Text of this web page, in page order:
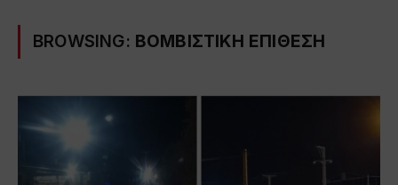
BROWSING: ΒΟΜΒΙΣΤΙΚΗ ΕΠΙΘΕΣΗ